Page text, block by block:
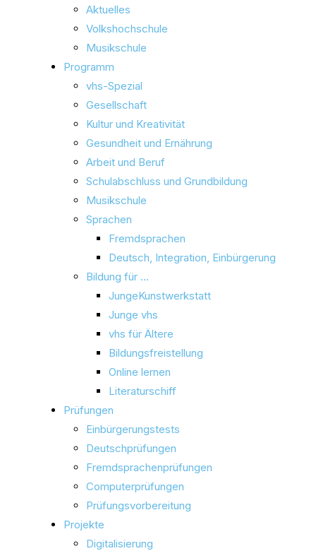
Aktuelles
Volkshochschule
Musikschule
Programm
vhs-Spezial
Gesellschaft
Kultur und Kreativität
Gesundheit und Ernährung
Arbeit und Beruf
Schulabschluss und Grundbildung
Musikschule
Sprachen
Fremdsprachen
Deutsch, Integration, Einbürgerung
Bildung für …
JungeKunstwerkstatt
Junge vhs
vhs für Ältere
Bildungsfreistellung
Online lernen
Literaturschiff
Prüfungen
Einbürgerungstests
Deutschprüfungen
Fremdsprachenprüfungen
Computerprüfungen
Prüfungsvorbereitung
Projekte
Digitalisierung